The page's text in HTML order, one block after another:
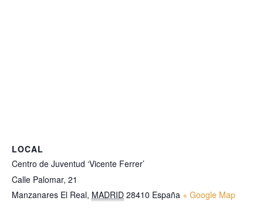
LOCAL
Centro de Juventud ‘Vicente Ferrer’
Calle Palomar, 21
Manzanares El Real, MADRID 28410 España + Google Map